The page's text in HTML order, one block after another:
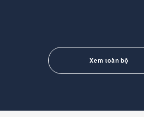
Xem toàn bộ